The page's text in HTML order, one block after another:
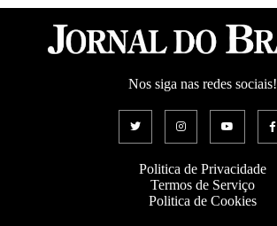
Nos siga nas redes sociais!
Politica de Privacidade
Termos de Serviço
Politica de Cookies